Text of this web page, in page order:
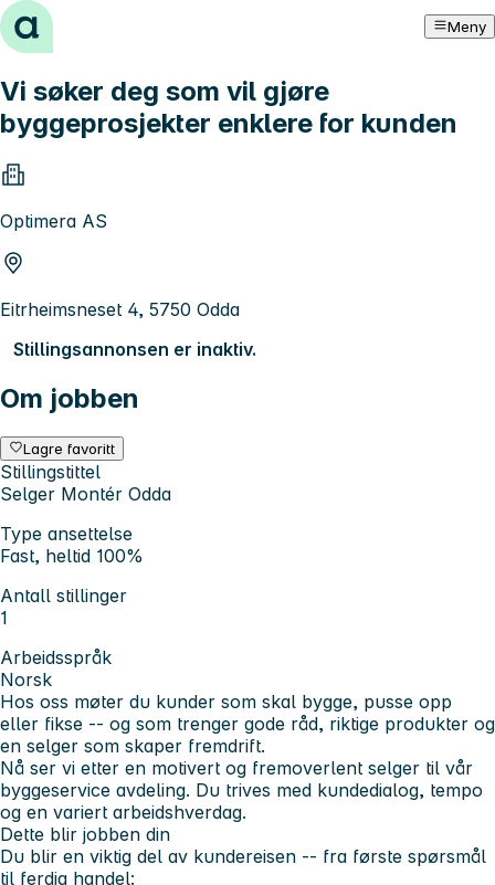
Hopp til innhold Meny
Vi søker deg som vil gjøre
byggeprosjekter enklere for kunden
Optimera AS
Eitrheimsneset 4, 5750 Odda
Stillingsannonsen er inaktiv.
Om jobben
Lagre favoritt
Stillingstittel
Selger Montér Odda
Type ansettelse
Fast, heltid 100%
Antall stillinger
1
Arbeidsspråk
Norsk
Hos oss møter du kunder som skal bygge, pusse opp
eller fikse -- og som trenger gode råd, riktige produkter og
en selger som skaper fremdrift.
Nå ser vi etter en motivert og fremoverlent selger til vår
byggeservice avdeling. Du trives med kundedialog, tempo
og en variert arbeidshverdag.
Dette blir jobben din
Du blir en viktig del av kundereisen -- fra første spørsmål
til ferdig handel: